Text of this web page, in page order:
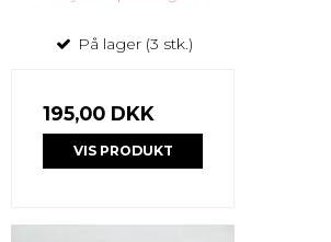
På lager (3 stk.)
195,00 DKK
VIS PRODUKT